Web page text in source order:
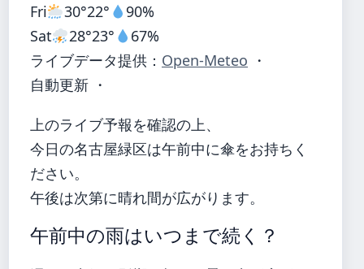
Fri
30°22°
90%
Sat
28°23°
67%
ライブデータ提供： Open-Meteo ・
自動更新 ・
上のライブ予報を確認の上、
今日の名古屋緑区は午前中に傘をお持ちく
ださい。
午後は次第に晴れ間が広がります。
午前中の雨はいつまで続く？